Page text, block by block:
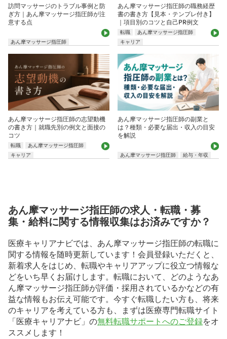
訪問マッサージのトラブル事例と防
ぎ方｜あん摩マッサージ指圧師が注
意する点
あん摩マッサージ指圧師
あん摩マッサージ指圧師の職務経歴
書の書き方【見本・テンプレ付き】
｜項目別のコツと自己PR例文
転職
あん摩マッサージ指圧師
キャリア
あん摩マッサージ指圧師の志望動機
の書き方｜就職先別の例文と面接の
コツ
転職
あん摩マッサージ指圧師
キャリア
あん摩マッサージ指圧師の副業と
は？種類・必要な届出・収入の目安
を解説
あん摩マッサージ指圧師 給与・年収
あん摩マッサージ指圧師の求人・転職・募
集・給料に関する情報収集はお済みですか？
医療キャリアナビでは、あん摩マッサージ指圧師の転職に
関する情報を随時更新しています！会員登録いただくと、
新着求人をはじめ、転職やキャリアアップに役立つ情報な
どをいち早くお届けします。転職において、どのようなあ
ん摩マッサージ指圧師が評価・採用されているかなどの有
益な情報もお伝え可能です。今すぐ転職したい方も、将来
のキャリアを考えている方も、まずは医療専門転職サイト
「医療キャリアナビ」の無料転職サポートへのご登録をオ
ススメします！